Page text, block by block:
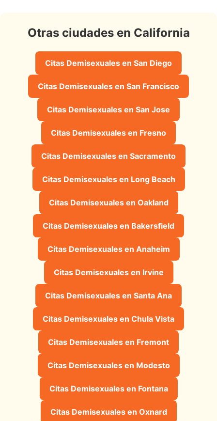
Otras ciudades en California
Citas Demisexuales en San Diego
Citas Demisexuales en San Francisco
Citas Demisexuales en San Jose
Citas Demisexuales en Fresno
Citas Demisexuales en Sacramento
Citas Demisexuales en Long Beach
Citas Demisexuales en Oakland
Citas Demisexuales en Bakersfield
Citas Demisexuales en Anaheim
Citas Demisexuales en Irvine
Citas Demisexuales en Santa Ana
Citas Demisexuales en Chula Vista
Citas Demisexuales en Fremont
Citas Demisexuales en Modesto
Citas Demisexuales en Fontana
Citas Demisexuales en Oxnard